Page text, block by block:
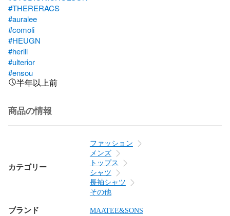
#THERERACS
#auralee
#comoli
#HEUGN
#herill
#ulterior
#ensou
半年以上前
商品の情報
カテゴリー
ファッション
メンズ
トップス
シャツ
長袖シャツ
その他
ブランド MAATEE&SONS